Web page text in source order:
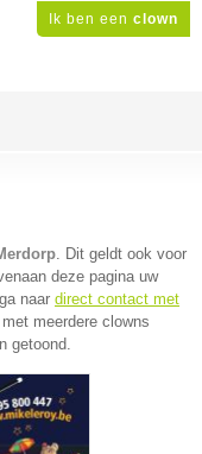
Ik ben een clown
. Dit geldt ook voor
deze pagina uw
naar direct contact met
meerdere clowns
getoond.